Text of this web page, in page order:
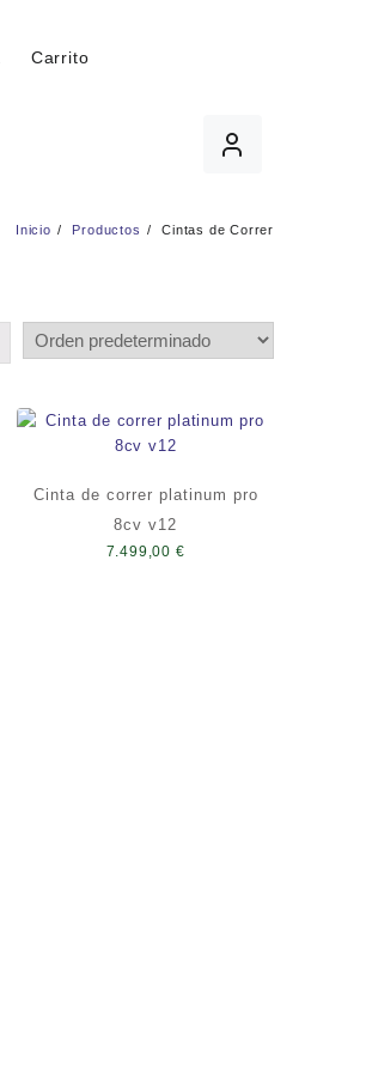
Carrito
Inicio Productos Cintas de Correr
Cinta de correr platinum pro
8cv v12
7.499,00 €